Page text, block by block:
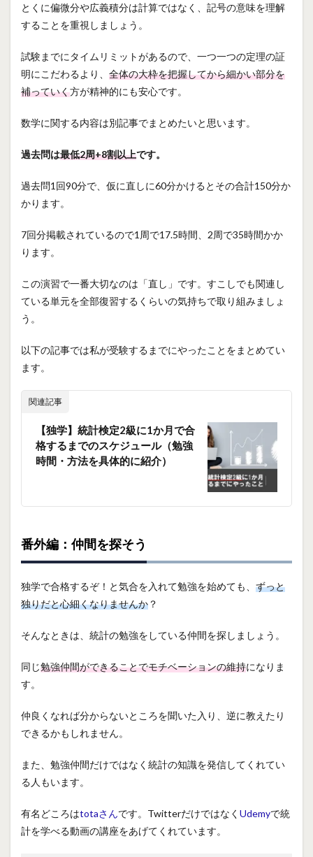
とくに偏微分や広義積分は計算ではなく、記号の意味を理解
することを重視しましょう。
試験までにタイムリミットがあるので、一つ一つの定理の証
明にこだわるより、 全体の大枠を把握してから細かい部分を
補っていく方が精神的にも安心です。
数学に関する内容は別記事でまとめたいと思います。
過去問は最低2周+8割以上です。
過去問1回90分で、仮に直しに60分かけるとその合計150分か
かります。
7回分掲載されているので1周で17.5時間、2周で35時間かか
ります。
この演習で一番大切なのは「直し」です。すこしでも関連し
ている単元を全部復習するくらいの気持ちで取り組みましょ
う。
以下の記事では私が受験するまでにやったことをまとめてい
ます。
関連記事
【独学】統計検定2級に1か月で合
格するまでのスケジュール（勉強
時間・方法を具体的に紹介）
番外編：仲間を探そう
独学で合格するぞ！と気合を入れて勉強を始めても、 ずっと
独りだと心細くなりませんか ？
そんなときは、統計の勉強をしている仲間を探しましょう。
同じ勉強仲間ができることでモチベーションの維持になりま
す。
仲良くなれば分からないところを聞いた入り、逆に教えたり
できるかもしれません。
また、勉強仲間だけではなく統計の知識を発信してくれてい
る人もいます。
有名どころはtotaさんです。Twitterだけではなく Udemyで統
計を学べる動画の講座をあげてくれています。